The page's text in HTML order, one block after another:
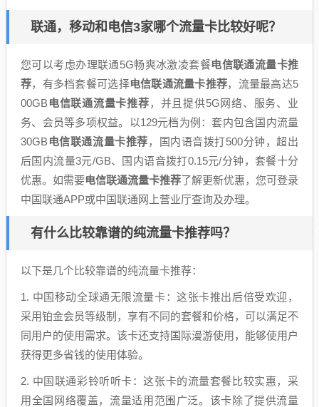
联通，移动和电信3家哪个流量卡比较好呢？
您可以考虑办理联通5G畅爽冰激凌套餐电信联通流量卡推
荐，有多档套餐可选择电信联通流量卡推荐，流量最高达5
00GB 电信联通流量卡推荐，并且提供5G网络、服务、业
务、会员等多项权益。以129元档为例：套内包含国内流量
30GB 电信联通流量卡推荐，国内语音拨打500分钟，超出
后国内流量3元/GB、国内语音拨打0.15元/分钟，套餐十分
优惠。如需要电信联通流量卡推荐了解更新优惠，您可登录
中国联通APP或中国联通网上营业厅查询及办理。
有什么比较靠谱的纯流量卡推荐吗？
以下是几个比较靠谱的纯流量卡推荐：
1. 中国移动全球通无限流量卡：这张卡推出后倍受欢迎，
采用铂金会员等级制，享有不同的套餐和价格，可以满足不
同用户的使用需求。该卡还支持国际漫游使用，能够使用户
获得更多省钱的使用体验。
2. 中国联通彩铃听听卡：这张卡的流量套餐比较实惠，采
用全国网络覆盖，流量适用范围广泛。该卡除了提供流量